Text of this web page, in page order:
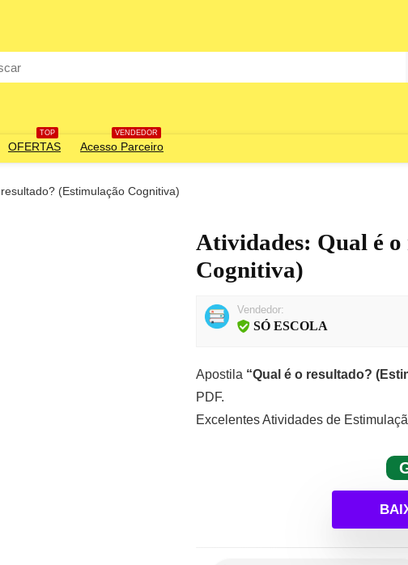
TOP
OFERTAS
VENDEDOR
Acesso Parceiro
(Estimulação Cognitiva)
Atividades: Qual é
Cognitiva)
Vendedor:
SÓ ESCOLA
Apostila “Qual é o resultado?
PDF.
Excelentes Atividades de